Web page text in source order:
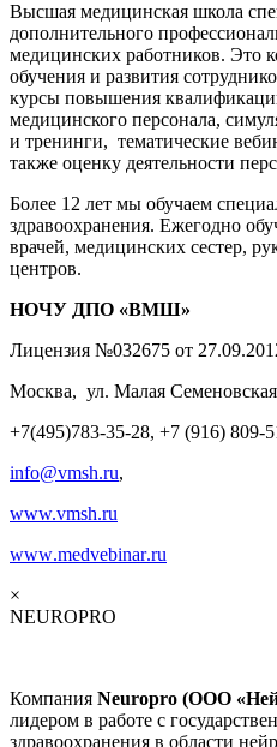
Высшая медицинская школа
дополнительного
медицинских работников. Это
обучения и развития
курсы повышения
медицинского персонала,
и тренинги, тематические
также оценку деятельности
Более 12 лет мы обучаем
здравоохранения. Ежегодно
врачей, медицинских сестер,
центров.
НОЧУ ДПО «ВМШ»
Лицензия №032675 от
Москва, ул. Малая
+7(495)783-35-28, +7 (916) 809-
info@vmsh.ru,
www.vmsh.ru
www.medvebinar.ru
×
NEUROPRO
Компания Neuropro (ООО
лидером в работе с
здравоохранения в области